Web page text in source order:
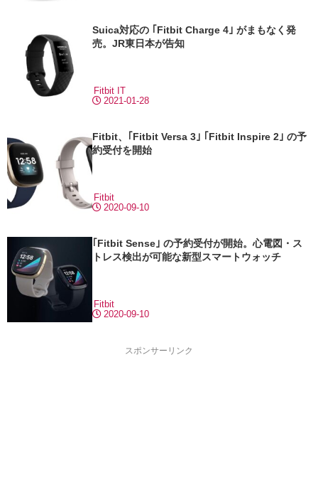
Suica対応の ｢Fitbit Charge 4｣ がまもなく発
売。JR東日本が告知
2021-01-28
Fitbit IT
Fitbit、｢Fitbit Versa 3｣ ｢Fitbit Inspire 2｣ の予
約受付を開始
2020-09-10
Fitbit
｢Fitbit Sense｣ の予約受付が開始。心電図・ス
トレス検出が可能な新型スマートウォッチ
2020-09-10
Fitbit
スポンサーリンク